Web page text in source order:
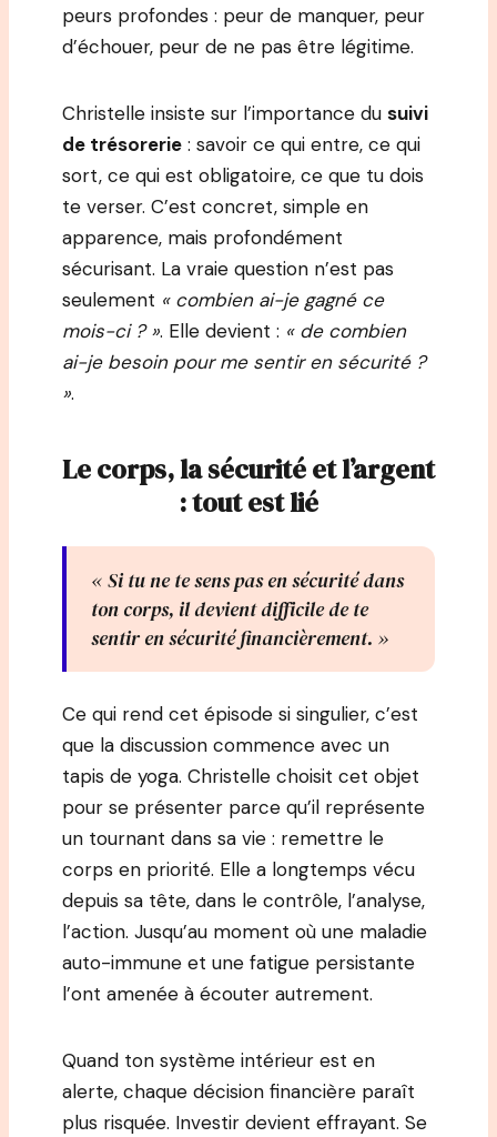
peurs profondes : peur de manquer, peur
d’échouer, peur de ne pas être légitime.
Christelle insiste sur l’importance du suivi
de trésorerie : savoir ce qui entre, ce qui
sort, ce qui est obligatoire, ce que tu dois
te verser. C’est concret, simple en
apparence, mais profondément
sécurisant. La vraie question n’est pas
seulement « combien ai-je gagné ce
mois-ci ? ». Elle devient : « de combien
ai-je besoin pour me sentir en sécurité ?
».
Le corps, la sécurité et l’argent
: tout est lié
« Si tu ne te sens pas en sécurité dans
ton corps, il devient difficile de te
sentir en sécurité financièrement. »
Ce qui rend cet épisode si singulier, c’est
que la discussion commence avec un
tapis de yoga. Christelle choisit cet objet
pour se présenter parce qu’il représente
un tournant dans sa vie : remettre le
corps en priorité. Elle a longtemps vécu
depuis sa tête, dans le contrôle, l’analyse,
l’action. Jusqu’au moment où une maladie
auto-immune et une fatigue persistante
l’ont amenée à écouter autrement.
Quand ton système intérieur est en
alerte, chaque décision financière paraît
plus risquée. Investir devient effrayant. Se